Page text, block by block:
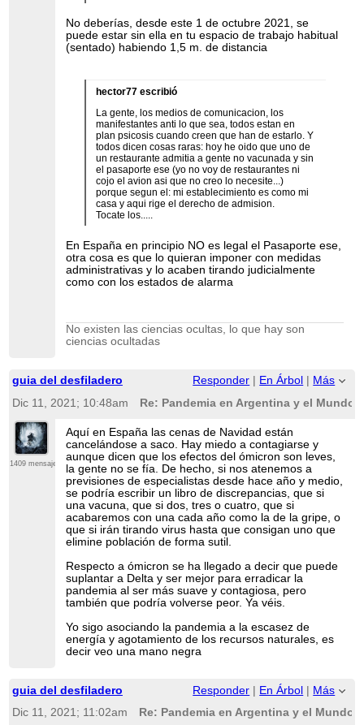
No deberías, desde este 1 de octubre 2021, se
puede estar sin ella en tu espacio de trabajo habitual
(sentado) habiendo 1,5 m. de distancia
hector77 escribió
La gente, los medios de comunicacion, los
manifestantes anti lo que sea, todos estan en
plan psicosis cuando creen que han de estarlo. Y
todos dicen cosas raras: hoy he oido que uno de
un restaurante admitia a gente no vacunada y sin
el pasaporte ese (yo no voy de restaurantes ni
cojo el avion asi que no creo lo necesite...)
porque segun el: mi establecimiento es como mi
casa y aqui rige el derecho de admision.
Tocate los.....
En España en principio NO es legal el Pasaporte ese,
otra cosa es que lo quieran imponer con medidas
administrativas y lo acaben tirando judicialmente
como con los estados de alarma
No existen las ciencias ocultas, lo que hay son
ciencias ocultadas
guia del desfiladero Responder En Árbol
Más
Dic 11, 2021; 10:48am
Re: Pandemia en Argentina y el Mundo
1409 mensajes
Aquí en España las cenas de Navidad están
cancelándose a saco. Hay miedo a contagiarse y
aunque dicen que los efectos del ómicron son leves,
la gente no se fía. De hecho, si nos atenemos a
previsiones de especialistas desde hace año y medio,
se podría escribir un libro de discrepancias, que si
una vacuna, que si dos, tres o cuatro, que si
acabaremos con una cada año como la de la gripe, o
que si irán tirando virus hasta que consigan uno que
elimine población de forma sutil.
Respecto a ómicron se ha llegado a decir que puede
suplantar a Delta y ser mejor para erradicar la
pandemia al ser más suave y contagiosa, pero
también que podría volverse peor. Ya véis.
Yo sigo asociando la pandemia a la escasez de
energía y agotamiento de los recursos naturales, es
decir veo una mano negra
guia del desfiladero Responder En Árbol
Más
Dic 11, 2021; 11:02am
Re: Pandemia en Argentina y el Mundo